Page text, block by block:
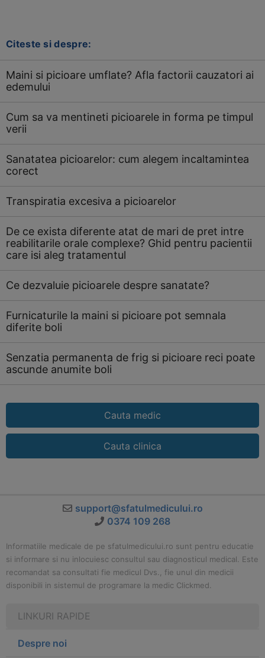
Citeste si despre:
Maini si picioare umflate? Afla factorii cauzatori ai
edemului
Cum sa va mentineti picioarele in forma pe timpul
verii
Sanatatea picioarelor: cum alegem incaltamintea
corect
Transpiratia excesiva a picioarelor
De ce exista diferente atat de mari de pret intre
reabilitarile orale complexe? Ghid pentru pacientii
care isi aleg tratamentul
Ce dezvaluie picioarele despre sanatate?
Furnicaturile la maini si picioare pot semnala
diferite boli
Senzatia permanenta de frig si picioare reci poate
ascunde anumite boli
Cauta medic
Cauta clinica
support@sfatulmedicului.ro
0374 109 268
Informatiile medicale de pe sfatulmedicului.ro sunt pentru educatie
si informare si nu inlocuiesc consultul sau diagnosticul medical. Este
recomandat sa consultati fie medicul Dvs., fie unul din medicii
disponibili in sistemul de programare la medic Clickmed.
LINKURI RAPIDE
Despre noi